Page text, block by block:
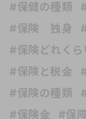
#保健の種類
#保険 独身
#保険どれくら
#保険と税金
#保険の種類
#保険金
#保